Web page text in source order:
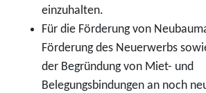
einzuhalten.
Für die Förderung von
Förderung des Neuerwerbs
der Begründung von Miet- und
Belegungsbindungen an noch